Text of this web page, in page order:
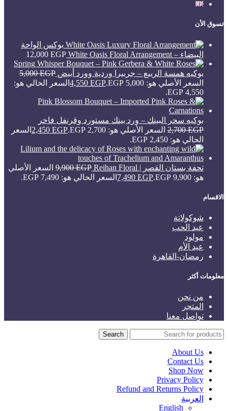
تسوق الأن
بوكس الواحة
البيضاء – White Oasis Floral Arrangement
12,000 EGP
بوكيه همسة الربيع – جربيرا وردية وورد أبيض 5,000EGP
السعر الأصلي هو: 5,000 EGP.
4,550 EGP
السعر الحالي هو:
4,550 EGP.
بوكيه سحر البينك – ورد بينك مستورد وقرنفل فاخر
2,700EGP السعر الأصلي هو: 2,700 EGP. 2,450 EGP
السعر
الحالي هو: 2,450 EGP.
تحفة بستان القصر | Reihan Floral 9,900EGP
السعر الأصلي
هو: 9,900 EGP.
7,490 EGP السعر الحالي هو: 7,490 EGP.
الاقسام
شوكولاتة
عيد الحب
مولود
عيد الأم
رمضان-القاهرة
معلومات أكثر
من نحن
المتجر
تواصل معنا
Search
About Us
Contact Us
Shop Now
Privacy Policy
Refund and Returns Policy
العربية
English